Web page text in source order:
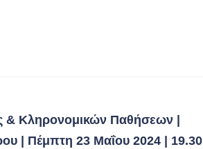
Κληρονομικών Παθήσεων |
| Πέμπτη 23 Μαΐου 2024 | 19.30 |